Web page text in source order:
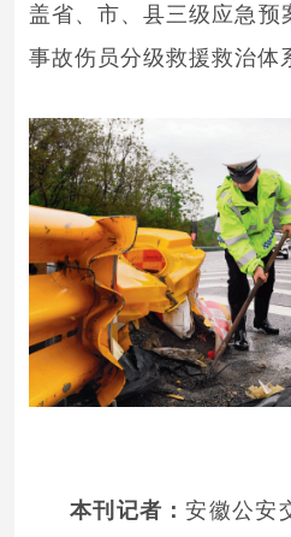
盖省、市、县三级应急预
事故伤员分级救援救治体
本刊记者：安徽公安